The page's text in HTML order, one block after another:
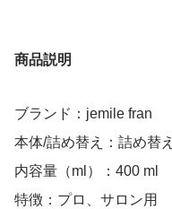
商品説明
ブランド：jemile fran
本体/詰め替え：詰め替え
内容量（ml）：400 ml
特徴：プロ、サロン用